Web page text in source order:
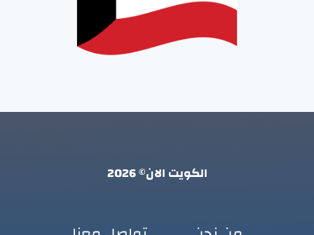
الكويت الان© 2026